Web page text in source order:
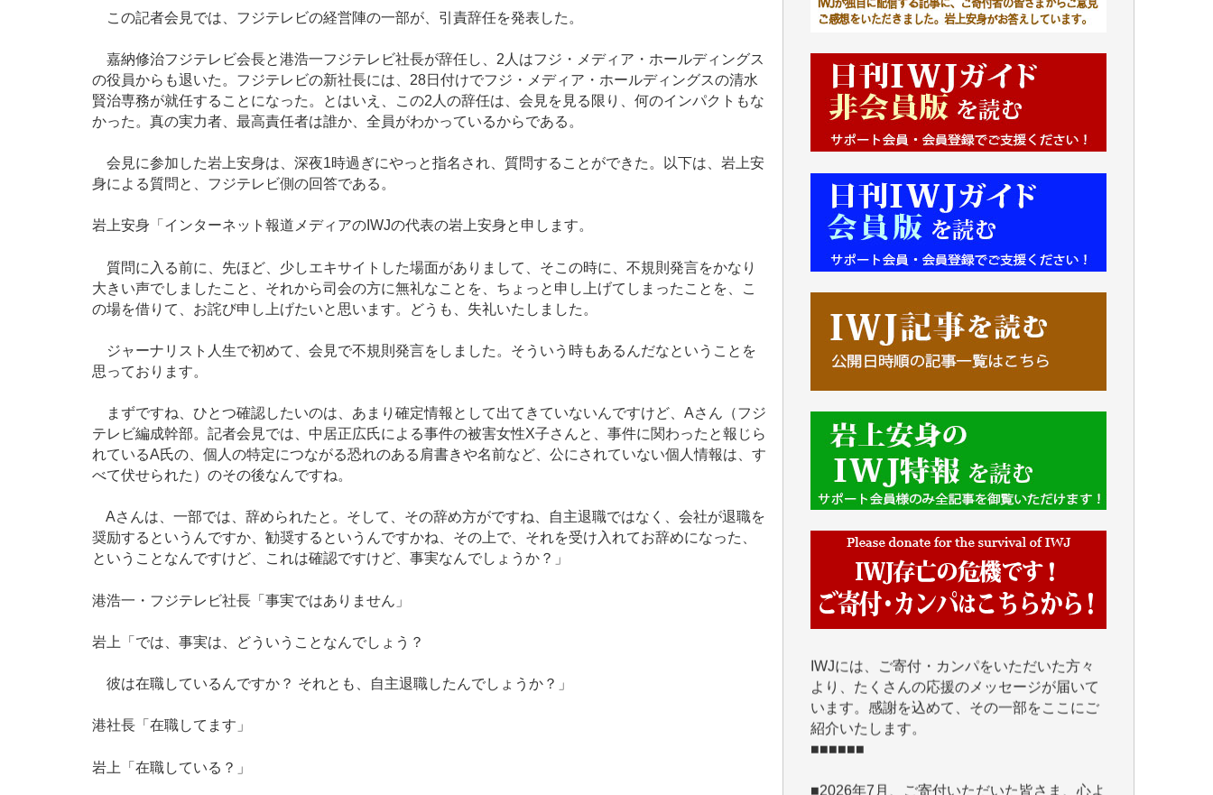
この記者会見では、フジテレビの経営陣の一部が、引責辞任を発表した。
嘉納修治フジテレビ会長と港浩一フジテレビ社長が辞任し、2人はフジ・メディア・ホールディングス
の役員からも退いた。フジテレビの新社長には、28日付けでフジ・メディア・ホールディングスの清水
賢治専務が就任することになった。とはいえ、この2人の辞任は、会見を見る限り、何のインパクトもな
かった。真の実力者、最高責任者は誰か、全員がわかっているからである。
会見に参加した岩上安身は、深夜1時過ぎにやっと指名され、質問することができた。以下は、岩上安
身による質問と、フジテレビ側の回答である。
岩上安身「インターネット報道メディアのIWJの代表の岩上安身と申します。
質問に入る前に、先ほど、少しエキサイトした場面がありまして、そこの時に、不規則発言をかなり
大きい声でしましたこと、それから司会の方に無礼なことを、ちょっと申し上げてしまったことを、こ
の場を借りて、お詫び申し上げたいと思います。どうも、失礼いたしました。
ジャーナリスト人生で初めて、会見で不規則発言をしました。そういう時もあるんだなということを
思っております。
まずですね、ひとつ確認したいのは、あまり確定情報として出てきていないんですけど、Aさん（フジ
テレビ編成幹部。記者会見では、中居正広氏による事件の被害女性X子さんと、事件に関わったと報じら
れているA氏の、個人の特定につながる恐れのある肩書きや名前など、公にされていない個人情報は、す
べて伏せられた）のその後なんですね。
Aさんは、一部では、辞められたと。そして、その辞め方がですね、自主退職ではなく、会社が退職を
奨励するというんですか、勧奨するというんですかね、その上で、それを受け入れてお辞めになった、
ということなんですけど、これは確認ですけど、事実なんでしょうか？」
港浩一・フジテレビ社長「事実ではありません」
岩上「では、事実は、どういうことなんでしょう？
彼は在職しているんですか？ それとも、自主退職したんでしょうか？」
港社長「在職してます」
岩上「在職している？」
■■■■■■
IWJには、ご寄付・カンパをいただいた方々
います。感謝を込めて、その一部をここにご
紹介いたします。
■■■■■■
■2026年7月、ご寄付いただいた皆さま、心よ